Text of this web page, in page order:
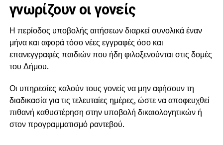
γνωρίζουν οι γονείς
Η περίοδος υποβολής αιτήσεων διαρκεί συνολικά έναν
μήνα και αφορά τόσο νέες εγγραφές όσο και
επανεγγραφές παιδιών που ήδη φιλοξενούνται στις δομές
του Δήμου.
Οι υπηρεσίες καλούν τους γονείς να μην αφήσουν τη
διαδικασία για τις τελευταίες ημέρες, ώστε να αποφευχθεί
πιθανή καθυστέρηση στην υποβολή δικαιολογητικών ή
στον προγραμματισμό ραντεβού.